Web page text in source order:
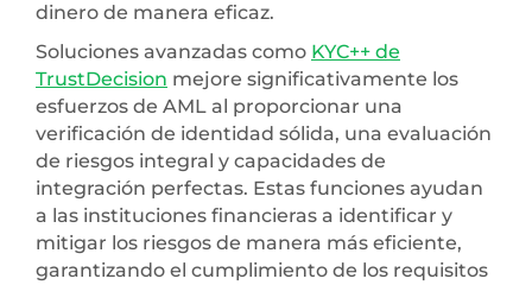
dinero de manera eficaz.
Soluciones avanzadas como KYC++ de
TrustDecision mejore significativamente los
esfuerzos de AML al proporcionar una
verificación de identidad sólida, una evaluación
de riesgos integral y capacidades de
integración perfectas. Estas funciones ayudan
a las instituciones financieras a identificar y
mitigar los riesgos de manera más eficiente,
garantizando el cumplimiento de los requisitos